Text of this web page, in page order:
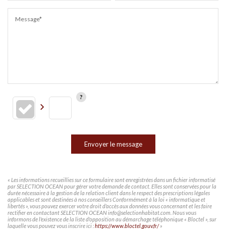
Message*
Envoyer le message
« Les informations recueillies sur ce formulaire sont enregistrées dans un fichier informatisé
par SELECTION OCEAN pour gérer votre demande de contact. Elles sont conservées pour la
durée nécessaire à la gestion de la relation client dans le respect des prescriptions légales
applicables et sont destinées à nos conseillers Conformément à la loi « informatique et
libertés », vous pouvez exercer votre droit d'accès aux données vous concernant et les faire
rectifier en contactant SELECTION OCEAN info@selectionhabitat.com. Nous vous
informons de l'existence de la liste d'opposition au démarchage téléphonique « Bloctel », sur
laquelle vous pouvez vous inscrire ici :https://www.bloctel.gouv.fr/»